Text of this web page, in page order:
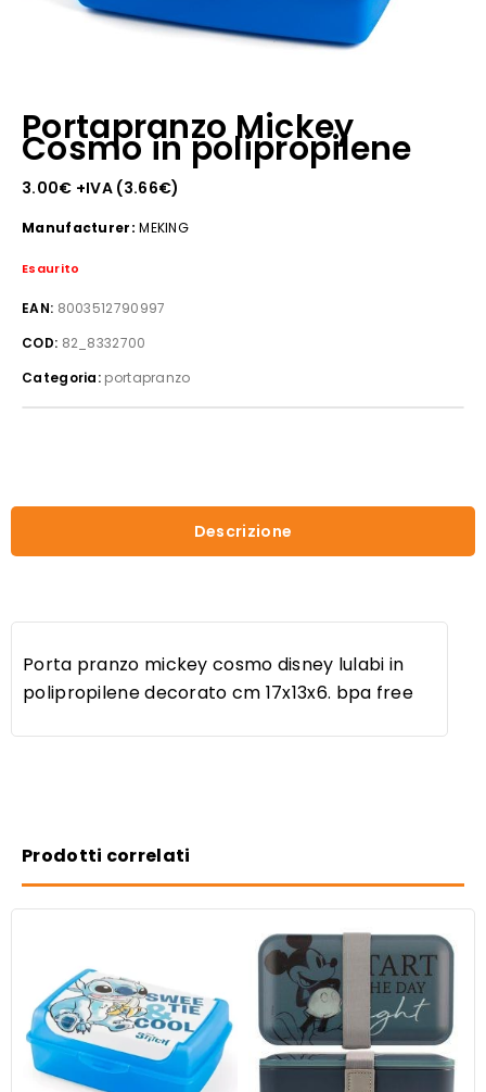
Portapranzo Mickey
Cosmo in polipropilene
3.00€ +IVA (3.66€)
Manufacturer: MEKING
Esaurito
EAN: 8003512790997
COD: 82_8332700
Categoria: portapranzo
Descrizione
Porta pranzo mickey cosmo disney lulabi in
polipropilene decorato cm 17x13x6. bpa free
Prodotti correlati